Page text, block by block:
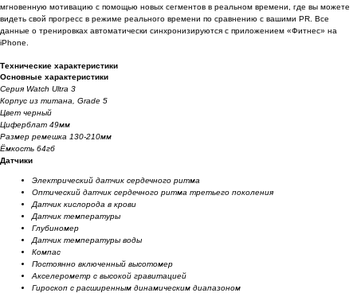
мгновенную мотивацию с помощью новых сегментов в реальном времени, где вы можете
видеть свой прогресс в режиме реального времени по сравнению с вашими PR. Все
данные о тренировках автоматически синхронизируются с приложением «Фитнес» на
iPhone.
Технические характеристики
Основные характеристики
Серия Watch Ultra 3
Корпус из титана, Grade 5
Цвет черный
Циферблат 49мм
Размер ремешка 130-210мм
Ёмкость 64гб
Датчики
Электрический датчик сердечного ритма
Оптический датчик сердечного ритма третьего поколения
Датчик кислорода в крови
Датчик температуры
Глубиномер
Датчик температуры воды
Компас
Постоянно включенный высотомер
Акселерометр с высокой гравитацией
Гироскоп с расширенным динамическим диапазоном